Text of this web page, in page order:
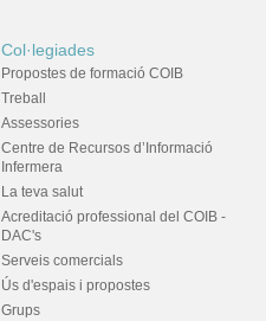
Col·legiades
Propostes de formació COIB
Treball
Assessories
Centre de Recursos d’Informació
Infermera
La teva salut
Acreditació professional del COIB -
DAC's
Serveis comercials
Ús d'espais i propostes
Grups